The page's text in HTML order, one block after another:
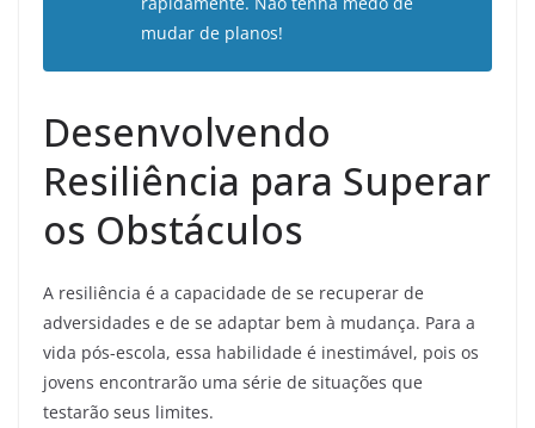
mudar de planos!
Desenvolvendo
Resiliência para Superar
os Obstáculos
A resiliência é a capacidade de se recuperar de
adversidades e de se adaptar bem à mudança. Para a
vida pós-escola, essa habilidade é inestimável, pois os
jovens encontrarão uma série de situações que
testarão seus limites.